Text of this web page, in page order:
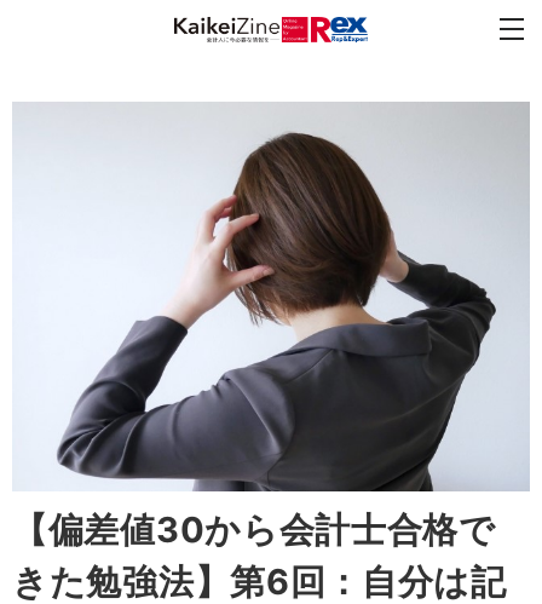
【偏差値30から会計士合格で
きた勉強法】第6回：自分は記